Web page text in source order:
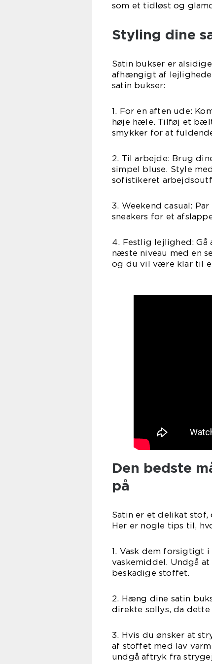
som et tidløst og
Styling dine
Satin bukser er
afhængigt af
satin bukser:
1. For en aften ude:
høje hæle. Tilføj et
smykker for at
2. Til arbejde: Brug
simpel bluse. Style
sofistikeret
3. Weekend casual:
sneakers for et
4. Festlig lejlighed: Gå
næste niveau med en
og du vil være klar til
Den bedste
på
Satin er et delikat
Her er nogle tips til,
1. Vask dem forsigtigt
vaskemiddel. Undgå
beskadige stoffet.
2. Hæng dine satin
direkte sollys, da dette
3. Hvis du ønsker at
af stoffet med lav
undgå aftryk fra